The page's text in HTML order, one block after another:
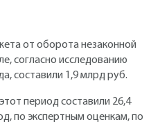
от оборота незаконной
согласно исследованию
составили 1,9 млрд руб.
период составили 26,4
по экспертным оценкам, по